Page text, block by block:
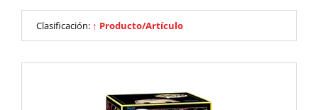
Clasificación: ↑ Producto/Artículo